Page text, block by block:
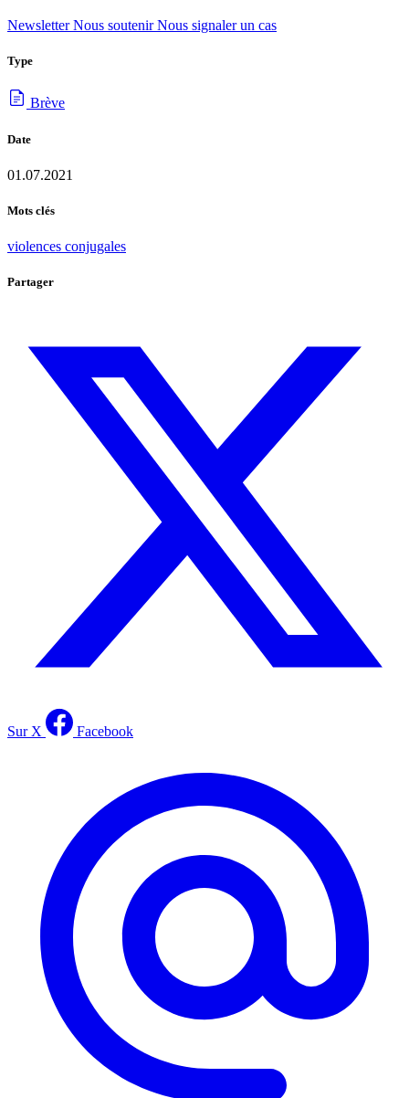
NewsletterNous soutenirNous signaler un cas
Type
Brève
Date
01.07.2021
Mots clés
violences conjugales
Partager
Sur X Facebook